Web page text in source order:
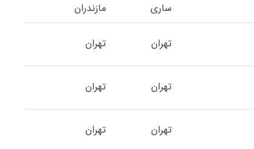
ساری مازندران
تهران تهران
تهران تهران
تهران تهران